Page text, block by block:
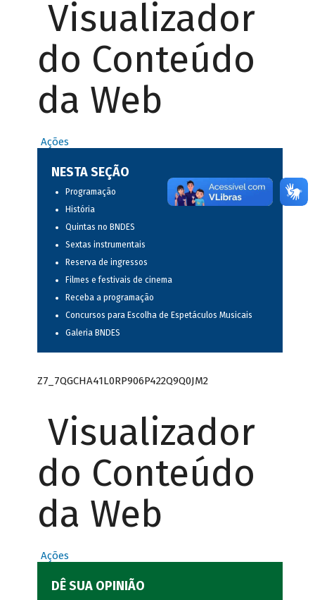
Visualizador
do Conteúdo
da Web
Ações
NESTA SEÇÃO
Programação
História
Quintas no BNDES
Sextas instrumentais
Reserva de ingressos
Filmes e festivais de cinema
Receba a programação
Concursos para Escolha de Espetáculos Musicais
Galeria BNDES
Z7_7QGCHA41L0RP906P422Q9Q0JM2
Visualizador
do Conteúdo
da Web
Ações
DÊ SUA OPINIÃO